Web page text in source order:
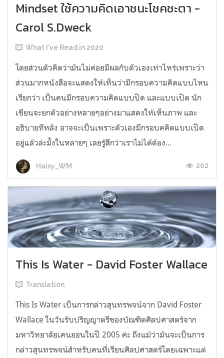
Mindset ใช้ความคิดเอาชนะโชคชะตา -
Carol S.Dweck
What I've Read in 2020
โดยส่วนตัวคิดว่ามันไม่ค่อยมีผลกับตัวเองเท่าไหร่เพราะว่า
ส่วนมากหนังสือจะแสดงให้เห็นว่ามีกรอบความคิดแบบไหน
เรียกว่า เป็นคนมีกรอบความคิดแบบปิด และแบบเปิด นัก
เขียนจะยกตัวอย่างหลายๆอย่างมาแสดงให้เห็นภาพ และ
อธิบายทีหลัง อาจจะเป็นเพราะตัวเองมีกรอบคคิดแบบเปิด
อยู่แล้วล่ะมั้งในหลายๆ เลยรู้สึกว่าเราไม่ได้ต้อง...
Haisy_WM 202
This Is Water - David Foster Wallace
Translation
This Is Water เป็นการกล่าวสุนทรพจน์จาก David Foster
Wallace ในวันรับปริญญาตรีของบัณฑิตศิลปศาสตร์จาก
มหาวิทยาลัยเคนยอนในปี 2005 ค่ะ ถึงแม้ว่ามันจะเป็นการ
กล่าวสุนทรพจน์สำหรับคนที่เรียนศิลปศาสตร์โดยเฉพาะแต่